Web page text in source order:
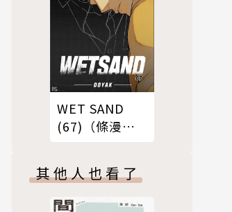
WET SAND
(67)（條漫
其他人也看了